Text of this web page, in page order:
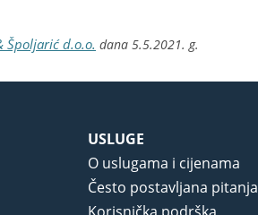
Špoljarić d.o.o. dana 5.5.2021. g.
USLUGE
O uslugama i cijenama
Često postavljana pitanja